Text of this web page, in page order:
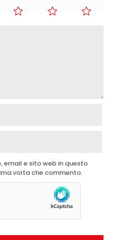
email e sito web in questo
volta che commento.